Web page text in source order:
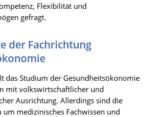
Flexibilität und
gefragt.
der Fachrichtung
das Studium der Gesundheitsökonomie
mit volkswirtschaftlicher und
Ausrichtung. Allerdings sind die
medizinisches Fachwissen und